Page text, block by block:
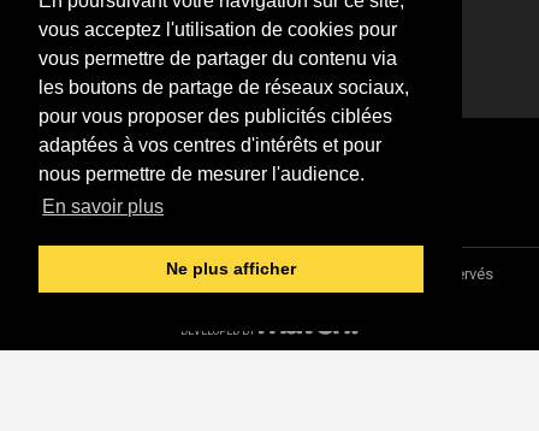
vous acceptez l'utilisation de cookies pour
vous permettre de partager du contenu via
les boutons de partage de réseaux sociaux,
pour vous proposer des publicités ciblées
adaptées à vos centres d'intérêts et pour
nous permettre de mesurer l'audience.
En savoir plus
Ne plus afficher
Goldman,
ÉCRIVEZ-MOI !
Association "Parler d'sa vie" © 1997 - 2026 - Tous droits réservés
DEVELOPED BY